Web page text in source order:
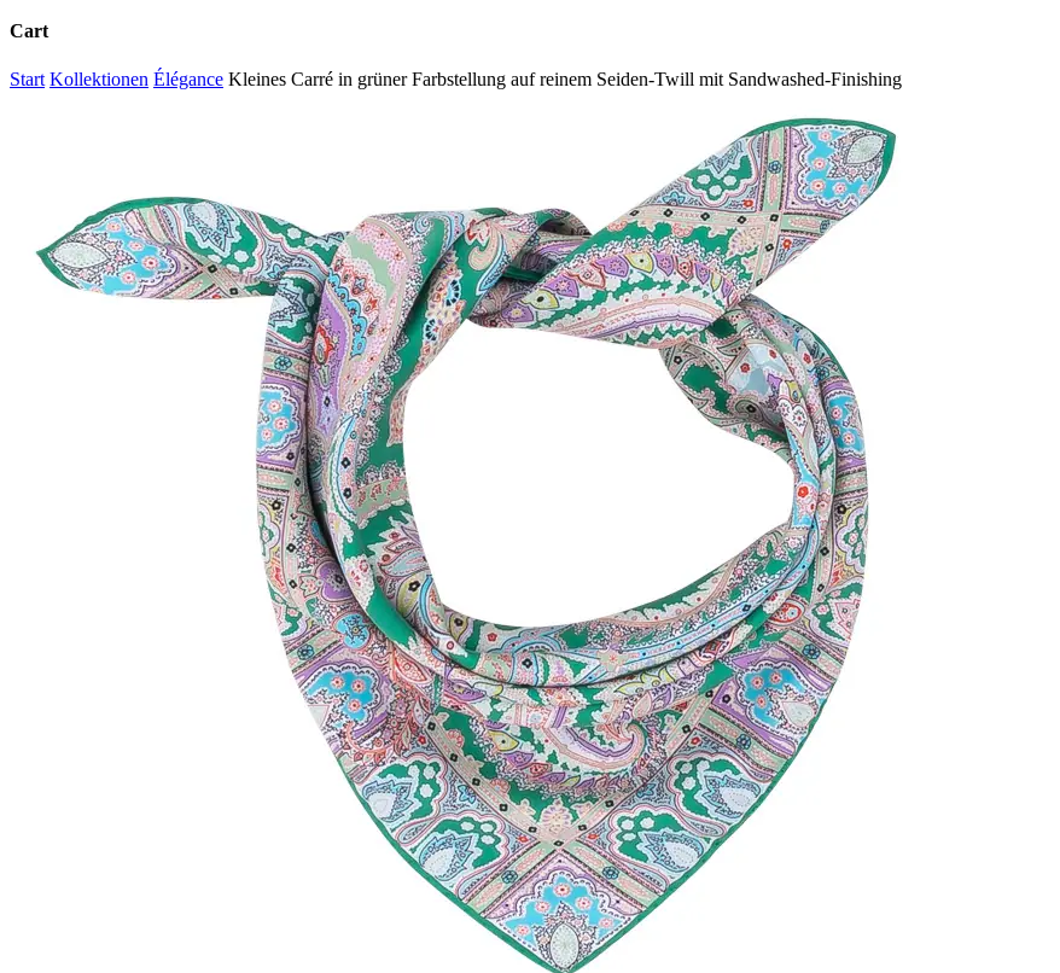
Cart
Close
Start Kollektionen Élégance Kleines Carré in grüner Farbstellung auf reinem Seiden-Twill mit Sandwashed-Finishing